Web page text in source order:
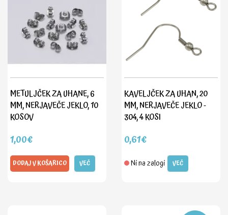
METULJČEK ZA UHANE, 6
MM, NERJAVEČE JEKLO, 10
KOSOV
1,00€
DODAJ V KOŠARICO VEČ
KAVELJČEK ZA UHAN, 20
MM, NERJAVEČE JEKLO -
304, 4 KOSI
0,61€
Ni na zalogi VEČ